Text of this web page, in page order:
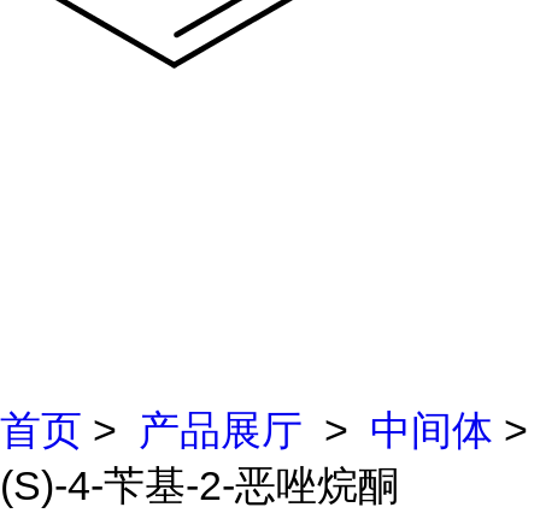
首页 > 产品展厅 > 中间体 >
(S)-4-苄基-2-恶唑烷酮